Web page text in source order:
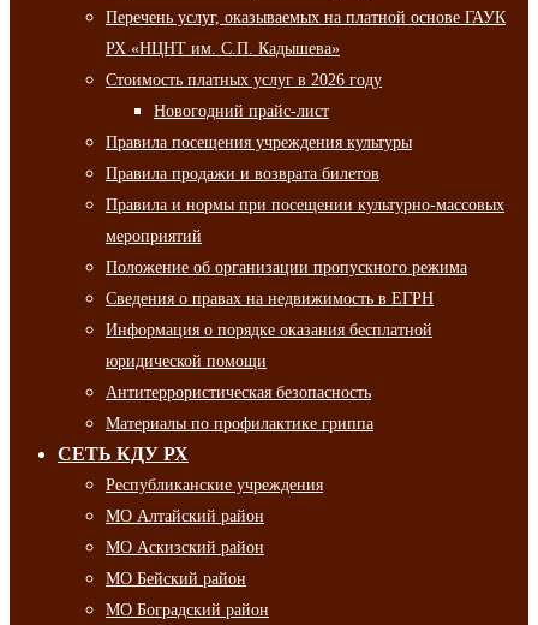
Перечень услуг, оказываемых на платной основе ГАУК
РХ «НЦНТ им. С.П. Кадышева»
Стоимость платных услуг в 2026 году
Новогодний прайс-лист
Правила посещения учреждения культуры
Правила продажи и возврата билетов
Правила и нормы при посещении культурно-массовых
мероприятий
Положение об организации пропускного режима
Сведения о правах на недвижимость в ЕГРН
Информация о порядке оказания бесплатной
юридической помощи
Антитеррористическая безопасность
Материалы по профилактике гриппа
СЕТЬ КДУ РХ
Республиканские учреждения
МО Алтайский район
МО Аскизский район
МО Бейский район
МО Боградский район